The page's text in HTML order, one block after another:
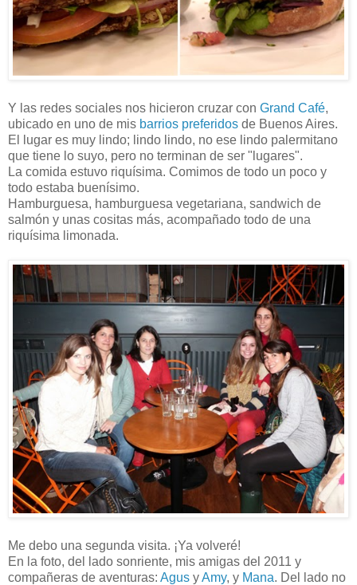
Y las redes sociales nos hicieron cruzar con Grand Café,
ubicado en uno de mis barrios preferidos de Buenos Aires.
El lugar es muy lindo; lindo lindo, no ese lindo palermitano
que tiene lo suyo, pero no terminan de ser "lugares".
La comida estuvo riquísima. Comimos de todo un poco y
todo estaba buenísimo.
Hamburguesa, hamburguesa vegetariana, sandwich de
salmón y unas cositas más, acompañado todo de una
riquísima limonada.
Me debo una segunda visita. ¡Ya volveré!
En la foto, del lado sonriente, mis amigas del 2011 y
compañeras de aventuras: Agus yAmy, y Mana. Del lado no